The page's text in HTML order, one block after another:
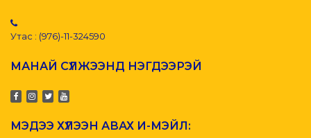
Утас : (976)-11-324590
МАНАЙ СҮЛЖЭЭНД НЭГДЭЭРЭЙ
МЭДЭЭ ХҮЛЭЭН АВАХ И-МЭЙЛ: